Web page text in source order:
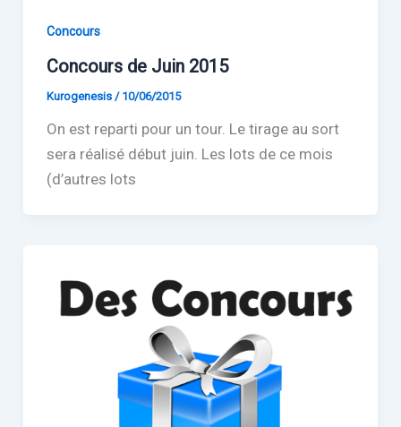
Concours
Concours de Juin 2015
Kurogenesis / 10/06/2015
On est reparti pour un tour. Le tirage au sort
sera réalisé début juin. Les lots de ce mois
(d’autres lots